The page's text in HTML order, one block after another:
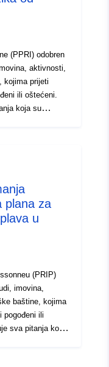
(PPRI) odobren
aktivnosti,
kojima prijeti
ili oštećeni.
koja su
izrade plana
nakon
s
plana za
u
(PRIP)
imovina,
baštine, kojima
pogođeni ili
sva pitanja koja